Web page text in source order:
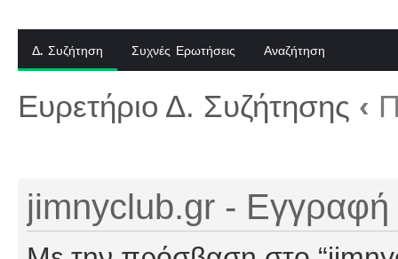
Δ. Συζήτηση Συχνές Ερωτήσεις Αναζήτηση
Ευρετήριο Δ. Συζήτησης ‹
jimnyclub.gr - Εγγραφή